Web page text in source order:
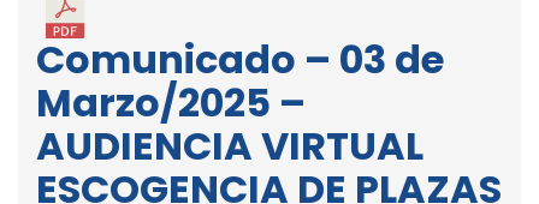
Comunicado – 03 de
Marzo/2025 –
AUDIENCIA VIRTUAL
ESCOGENCIA DE PLAZAS